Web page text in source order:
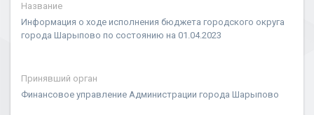
Название
Информация о ходе исполнения бюджета городского округа
города Шарыпово по состоянию на 01.04.2023
Принявший орган
Финансовое управление Администрации города Шарыпово